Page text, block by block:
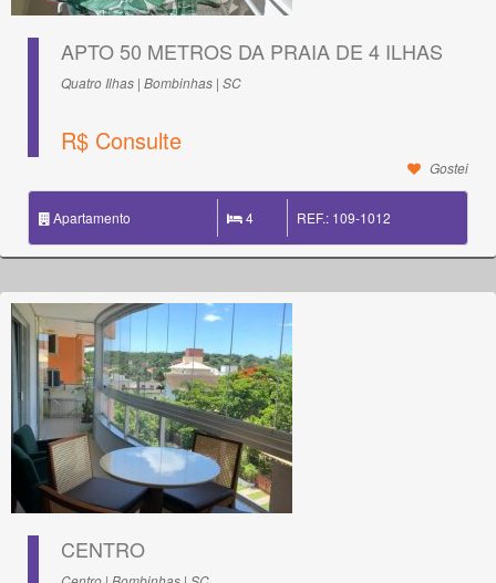
APTO 50 METROS DA PRAIA DE 4 ILHAS
Quatro Ilhas | Bombinhas | SC
R$ Consulte
Gostei
Apartamento 4 REF.: 109-1012
CENTRO